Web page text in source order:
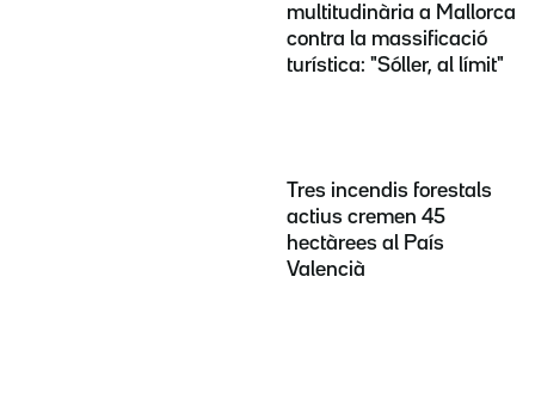
multitudinària a Mallorca
contra la massificació
turística: "Sóller, al límit"
Tres incendis forestals
actius cremen 45
hectàrees al País
Valencià